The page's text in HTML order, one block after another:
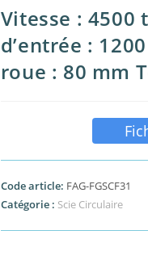
Vitesse : 4500
d’entrée :
roue : 80 mm
Code article: FAG-FGSCF31
Catégorie : Scie Circulaire